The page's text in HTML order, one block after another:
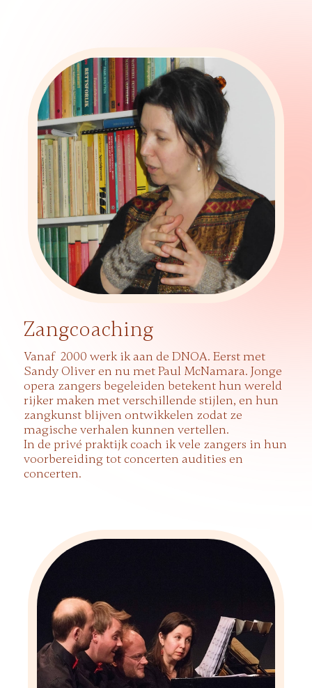
Zangcoaching
Vanaf 2000 werk ik aan de DNOA. Eerst met
Sandy Oliver en nu met Paul McNamara. Jonge
opera zangers begeleiden betekent hun wereld
rijker maken met verschillende stijlen, en hun
zangkunst blijven ontwikkelen zodat ze
magische verhalen kunnen vertellen.
In de privé praktijk coach ik vele zangers in hun
voorbereiding tot concerten audities en
concerten.